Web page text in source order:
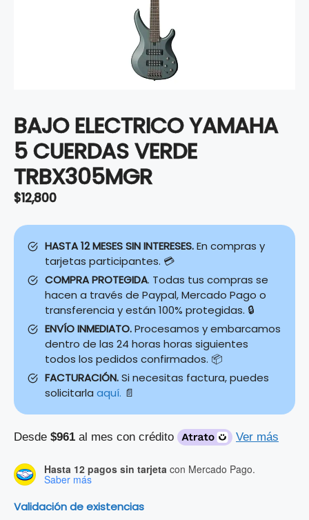
BAJO ELECTRICO YAMAHA
5 CUERDAS VERDE
TRBX305MGR
$12,800
HASTA 12 MESES SIN INTERESES.En compras y
tarjetas participantes. 💳
COMPRA PROTEGIDA. Todas tus compras se
hacen a través de Paypal, Mercado Pago o
transferencia y están 100% protegidas. 🔒
ENVÍO INMEDIATO.Procesamos y embarcamos
dentro de las 24 horas horas siguientes
todos los pedidos confirmados. 📦
FACTURACIÓN.Si necesitas factura, puedes
solicitarla aquí. 📄
Desde $961 al mes con crédito Ver más
Hasta 12 pagos sin tarjeta con Mercado Pago.
Saber más
Validación de existencias